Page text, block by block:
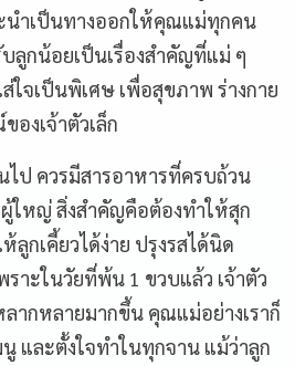
นำเป็นทางออกให้คุณแม่ทุกคน
บลูกน้อยเป็นเรื่องสำคัญที่แม่ ๆ
ใจเป็นพิเศษ เพื่อสุขภาพ ร่างกาย
งเจ้าตัวเล็ก
ไป ควรมีสารอาหารที่ครบถ้วน
ใหญ่ สิ่งสำคัญคือต้องทำให้สุก
ลูกเคี้ยวได้ง่าย ปรุงรสได้นิด
าะในวัยที่พ้น 1 ขวบแล้ว เจ้าตัว
ลากหลายมากขึ้น คุณแม่อย่างเราก็
และตั้งใจทำในทุกจาน แม้ว่าลูก